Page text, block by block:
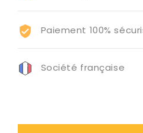
Paiement 100%
Société française